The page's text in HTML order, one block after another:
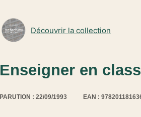
Découvrir la collection
Enseigner en
PARUTION : 22/09/1993 EAN :